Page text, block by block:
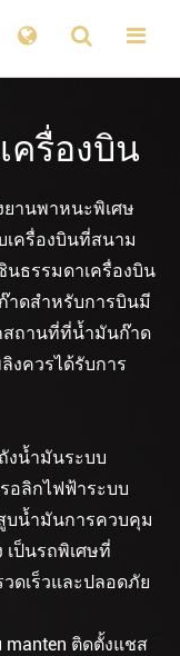
ครื่องบิน
านพาหนะพิเศษ
ครื่องบินที่สนาม
นธรรมดาเครื่องบิน
าดสำหรับการบินมี
ถานที่ที่น้ำมันก๊าด
งควรได้รับการ
งน้ำมันระบบ
อลิกไฟฟ้าระบบ
บน้ำมันการควบคุม
ป็นรถพิเศษที่
ดเร็วและปลอดภัย
ติดตั้งแชส